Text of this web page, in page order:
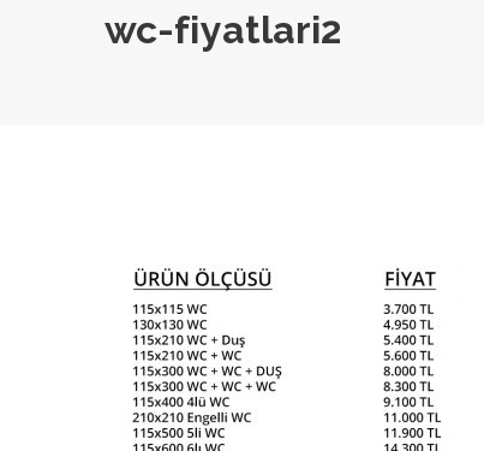
wc-fiyatlari2